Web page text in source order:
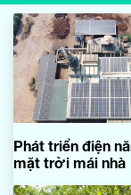
Phát triển điện
mặt trời mái nhà